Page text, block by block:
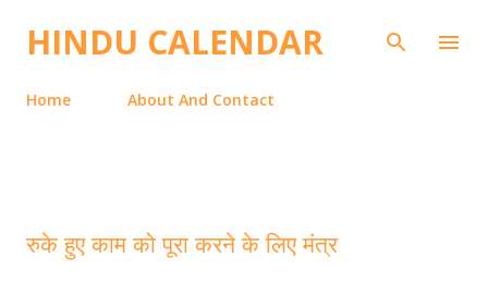
Skip to main content
HINDU CALENDAR
Home About And Contact
रुके हुए काम को पूरा करने के लिए मंत्र